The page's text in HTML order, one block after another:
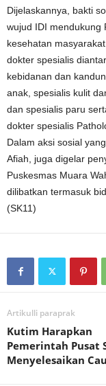
Dijelaskannya, bakti
wujud IDI mendukung
kesehatan
dokter spesialis
kebidanan dan
anak, spesialis kulit
dan spesialis paru
dokter spesialis
Dalam aksi sosial
Afiah, juga digelar
Puskesmas Muara
dilibatkan termasuk
(SK11)
Artikulli paraprak
Kutim Harapkan
Pemerintah Pusat
Menyelesaikan